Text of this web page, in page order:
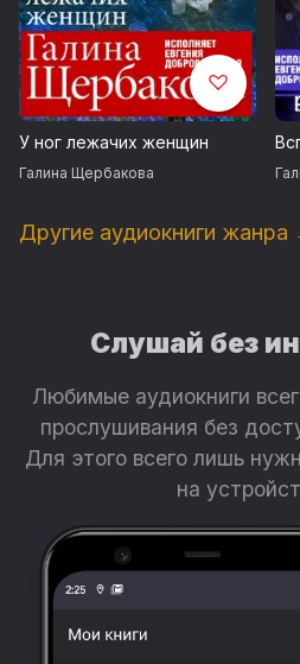
У ног лежачих женщин
Галина Щербакова
Другие аудиокниги жанра
Слушай без
Любимые аудиокниги
прослушивания без
Для этого всего лишь
на